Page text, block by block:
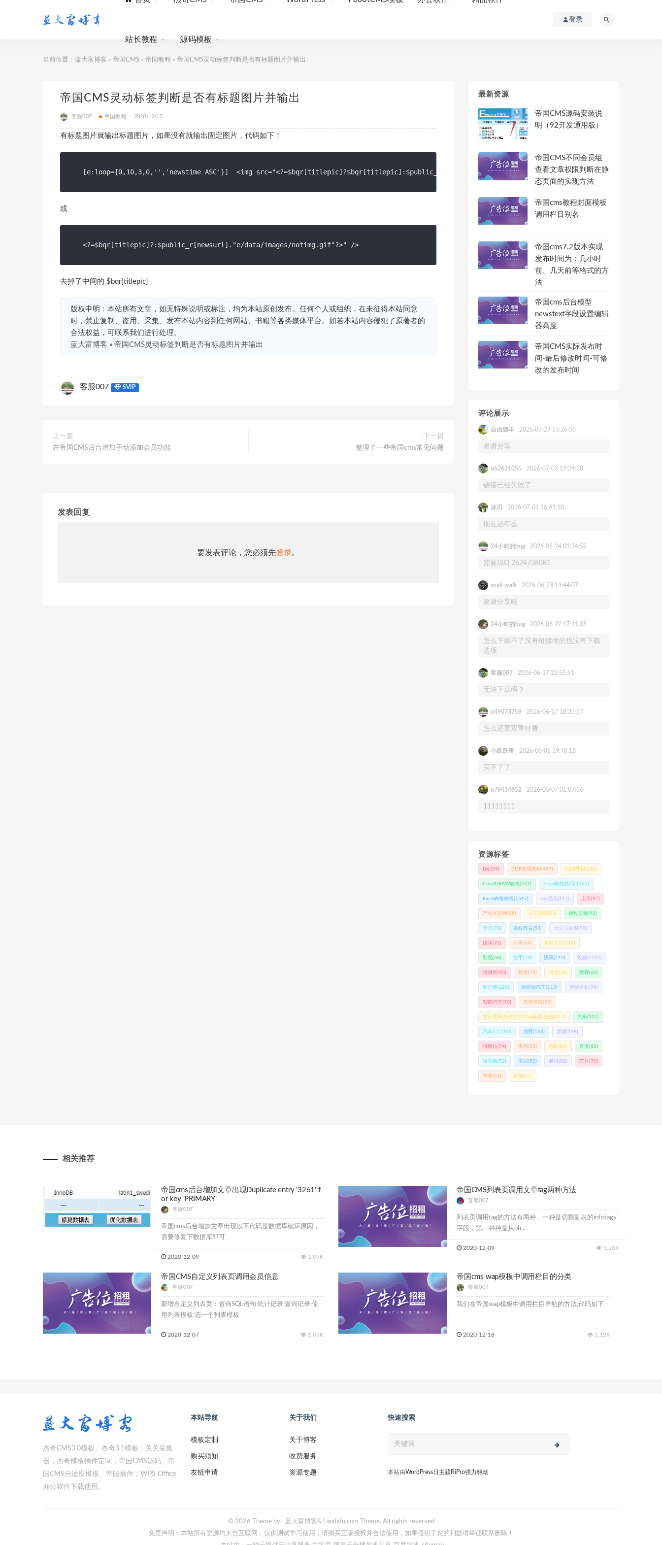
站长教程 源码模板
登录
当前位置： 蓝大富博客 > 帝国CMS > 帝国教程 > 帝国CMS灵动标签判断是否有标题图片并输出
帝国CMS灵动标签判断是否有标题图片并输出
客服007 帝国教程 2020-12-15
有标题图片就输出标题图片，如果没有就输出固定图片，代码如下！
[e:loop={0,10,3,0,'','newstime ASC'}]  <img src="<?=$bqr[titlepic]?$bqr[titlepic]:$public_r[newsurl]."e/data/images/notimg.gif"?>" /><a
或
<?=$bqr[titlepic]?:$public_r[newsurl]."e/data/images/notimg.gif"?>" />
去掉了中间的 $bqr[titlepic]
版权申明：本站所有文章，如无特殊说明或标注，均为本站原创发布。任何个人或组织，在未征得本站同意
时，禁止复制、盗用、采集、发布本站内容到任何网站、书籍等各类媒体平台。如若本站内容侵犯了原著者的
合法权益，可联系我们进行处理。
蓝大富博客 » 帝国CMS灵动标签判断是否有标题图片并输出
客服007 SVIP
上一篇
在帝国CMS后台增加手动添加会员功能
下一篇
整理了一些帝国cms常见问题
发表回复
要发表评论，您必须先登录。
最新资源
帝国CMS源码安装说
明（92开发通用版）
帝国CMS不同会员组
查看文章权限判断在静
态页面的实现方法
帝国cms教程封面模板
调用栏目别名
帝国cms7.2版本实现
发布时间为：几小时
前、几天前等格式的方
法
帝国cms后台模型
newstext字段设置编辑
器高度
帝国CMS实际发布时
间-最后修改时间-可修
改的发布时间
评论展示
自由随丰 2026-07-27 15:26:55
谢谢分享
u62631055 2026-07-03 17:24:28
链接已经失效了
冰刃 2026-07-01 16:45:10
现在还有么
24小时的bug 2026-06-24 01:34:52
需要加Q 2624738081
snail-walk 2026-06-23 13:44:07
谢谢分享哈
24小时的bug 2026-06-22 17:11:35
怎么下载不了没有链接啥的也没有下载
选项
客服007 2026-06-17 22:55:51
无法下载码？
u49073759 2026-06-17 18:35:57
怎么还要双重付费
小跃跃哥 2026-06-06 19:48:18
买不了了
u79434852 2026-05-07 01:07:56
11111111
资源标签
B站(59) CDR使用教程(447) CDR教程(110)
CorelDRAW教程(447) Excel表格技巧(1547)
Excel表格教程(1547) seo优化(117) 上市(97)
产业互联网 (85) 人工智能(53) 创投日报(92)
华为(78) 在线教育(53) 大公司财报(90)
娱乐(72) 小米(64) 年轻人们 (111)
影视(68) 快手(53) 快讯(112) 投稿 (2427)
投融资(90) 投资(74) 抖音(56) 教育(60)
新消费(228) 新能源汽车(113) 智能手机(74)
智能汽车(70) 杰奇模板(55)
每日更新|织梦插件|Tag标签|充值(317) 汽车(102)
汽车出行(90) 消费(168) 游戏(149)
特斯拉(74) 电商(55) 电影(84) 百度(53)
短视频(52) 美团 (52) 腾讯(82) 芯片(70)
苹果(61) 财报(67)
相关推荐
帝国cms后台增加文章出现Duplicate entry '3261' f
or key 'PRIMARY'
客服007
帝国cms后台增加文章出现以下代码是数据库破坏原因，
需要修复下数据库即可
2020-12-09 1.09K
帝国CMS列表页调用文章tag两种方法
客服007
列表页调用tag的方法有两种，一种是切割副表的infotags
字段，第二种种是从ph...
2020-12-09 1.26K
帝国CMS自定义列表页调用会员信息
客服007
新增自定义列表页：查询SQL语句:统计记录:查询记录:使
用列表模板:选一个列表模板
2020-12-07 1.09K
帝国cms wap模板中调用栏目的分类
客服007
我们在帝国wap模板中调用栏目导航的方法,代码如下：
2020-12-18 1.12K
杰奇CMS3.0模板、杰奇3.1模板，关关采集
器，杰奇模板插件定制；帝国CMS源码、帝
国CMS自适应模板、帝国插件；WPS Office
办公软件下载使用。
本站导航
模板定制
购买须知
友链申请
关于我们
关于博客
收费服务
资源专题
快速搜索
本站由WordPress日主题RiPro强力驱动
© 2026 Theme by- 蓝大富博客& Landafu.com Theme. All rights reserved
免责声明：本站所有资源均来自互联网，仅供测试学习使用；请购买正版授权并合法使用，如果侵犯了您的利益请举证联系删除！